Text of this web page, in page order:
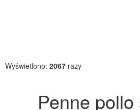
Wyświetlono: 2067 razy
Penne